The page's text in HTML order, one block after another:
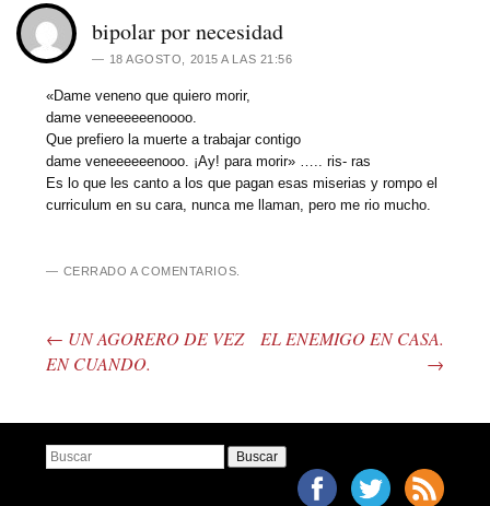
bipolar por necesidad
18 AGOSTO, 2015 A LAS 21:56
«Dame veneno que quiero morir,
dame veneeeeeenoooo.
Que prefiero la muerte a trabajar contigo
dame veneeeeeenooo. ¡Ay! para morir» ….. ris- ras
Es lo que les canto a los que pagan esas miserias y rompo el
curriculum en su cara, nunca me llaman, pero me rio mucho.
CERRADO A COMENTARIOS.
Post navigation
← UN AGORERO DE VEZ
EN CUANDO.
EL ENEMIGO EN CASA.
→
Buscar